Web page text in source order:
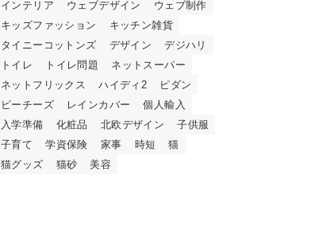
インテリア
ウェブデザイン
ウェブ制作
キッズファッション
キッチン雑貨
タイニーコットンズ
デザイン
デジハリ
トイレ
トイレ問題
ネットスーパー
ネットフリックス
ハイディ2
ピダン
ピーチーズ
レインカバー
個人輸入
入学準備
化粧品 北欧デザイン
子供服
子育て
学資保険 家事 時短
猫
猫グッズ
猫砂 美容